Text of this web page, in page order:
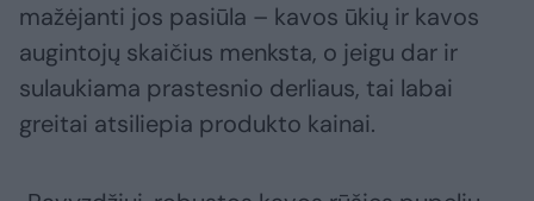
mažėjanti jos pasiūla – kavos ūkių ir kavos
augintojų skaičius menksta, o jeigu dar ir
sulaukiama prastesnio derliaus, tai labai
greitai atsiliepia produkto kainai.